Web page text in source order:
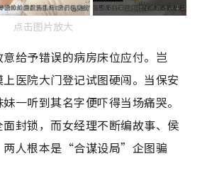
点击图片放大
给予错误的病房床位应付。岂
医院大门登记试图硬闯。当保安
一听到其名字便吓得当场痛哭。
封锁，而女经理不断编故事、侯
两人根本是“合谋设局”企图骗